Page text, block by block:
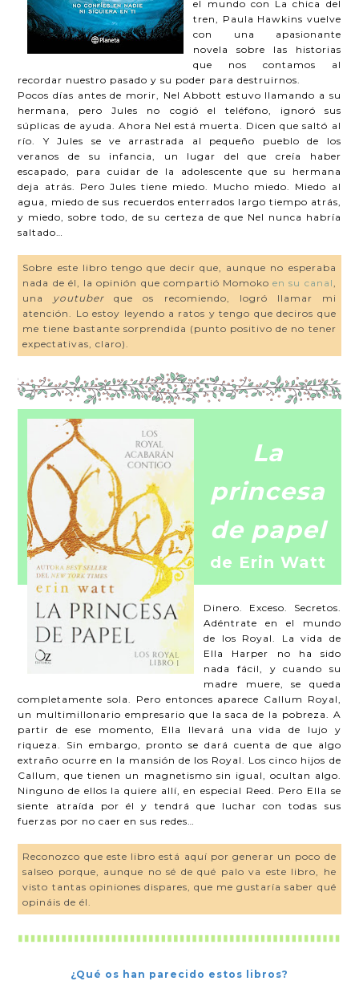
el mundo con La chica del
tren, Paula Hawkins vuelve
con una apasionante
novela sobre las historias
que nos contamos al
recordar nuestro pasado y su poder para destruirnos.
Pocos días antes de morir, Nel Abbott estuvo llamando a su
hermana, pero Jules no cogió el teléfono, ignoró sus
súplicas de ayuda. Ahora Nel está muerta. Dicen que saltó al
río. Y Jules se ve arrastrada al pequeño pueblo de los
veranos de su infancia, un lugar del que creía haber
escapado, para cuidar de la adolescente que su hermana
deja atrás. Pero Jules tiene miedo. Mucho miedo. Miedo al
agua, miedo de sus recuerdos enterrados largo tiempo atrás,
y miedo, sobre todo, de su certeza de que Nel nunca habría
saltado…
Sobre este libro tengo que decir que, aunque no esperaba
nada de él, la opinión que compartió Momokoen su canal,
una youtuberque os recomiendo, logró llamar mi
atención. Lo estoy leyendo a ratos y tengo que deciros que
me tiene bastante sorprendida (punto positivo de no tener
expectativas, claro).
La
princesa
de papel
de Erin Watt
Dinero. Exceso. Secretos.
Adéntrate en el mundo
de los Royal. La vida de
Ella Harper no ha sido
nada fácil, y cuando su
madre muere, se queda
completamente sola. Pero entonces aparece Callum Royal,
un multimillonario empresario que la saca de la pobreza. A
partir de ese momento, Ella llevará una vida de lujo y
riqueza. Sin embargo, pronto se dará cuenta de que algo
extraño ocurre en la mansión de los Royal. Los cinco hijos de
Callum, que tienen un magnetismo sin igual, ocultan algo.
Ninguno de ellos la quiere allí, en especial Reed. Pero Ella se
siente atraída por él y tendrá que luchar con todas sus
fuerzas por no caer en sus redes…
Reconozco que este libro está aquí por generar un poco de
salseo porque, aunque no sé de qué palo va este libro, he
visto tantas opiniones dispares, que me gustaría saber qué
opináis de él.
¿Qué os han parecido estos libros?